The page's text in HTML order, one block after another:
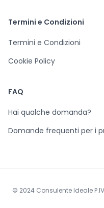
Termini e Condizioni
Termini e Condizioni
Cookie Policy
FAQ
Hai qualche domanda?
Domande frequenti per i
© 2024 Consulente Ideale